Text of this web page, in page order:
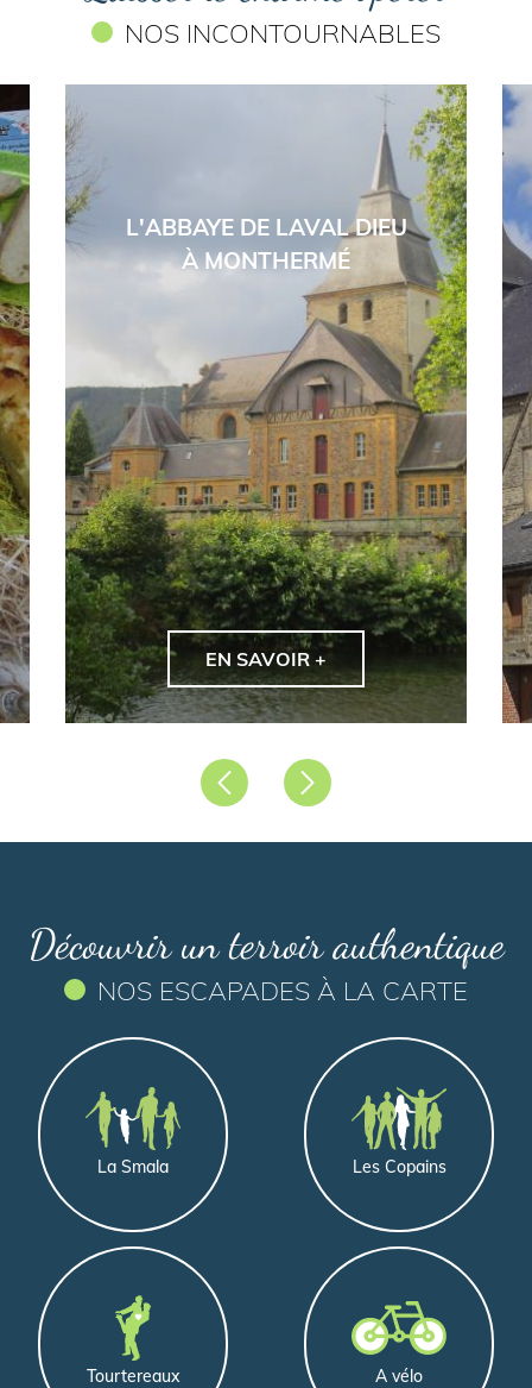
NOS INCONTOURNABLES
Précédent
L'ABBAYE DE LAVAL DIEU
À MONTHERMÉ
EN SAVOIR +
Suivant
Découvrir un terroir authentique
NOS ESCAPADES À LA CARTE
profil
La Smala Les Copains
Tourtereaux A vélo